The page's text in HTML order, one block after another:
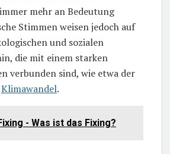
mehr an Bedeutung
Stimmen weisen jedoch auf
und sozialen
die mit einem starken
verbunden sind, wie etwa der
Klimawandel.
- Was ist das Fixing?